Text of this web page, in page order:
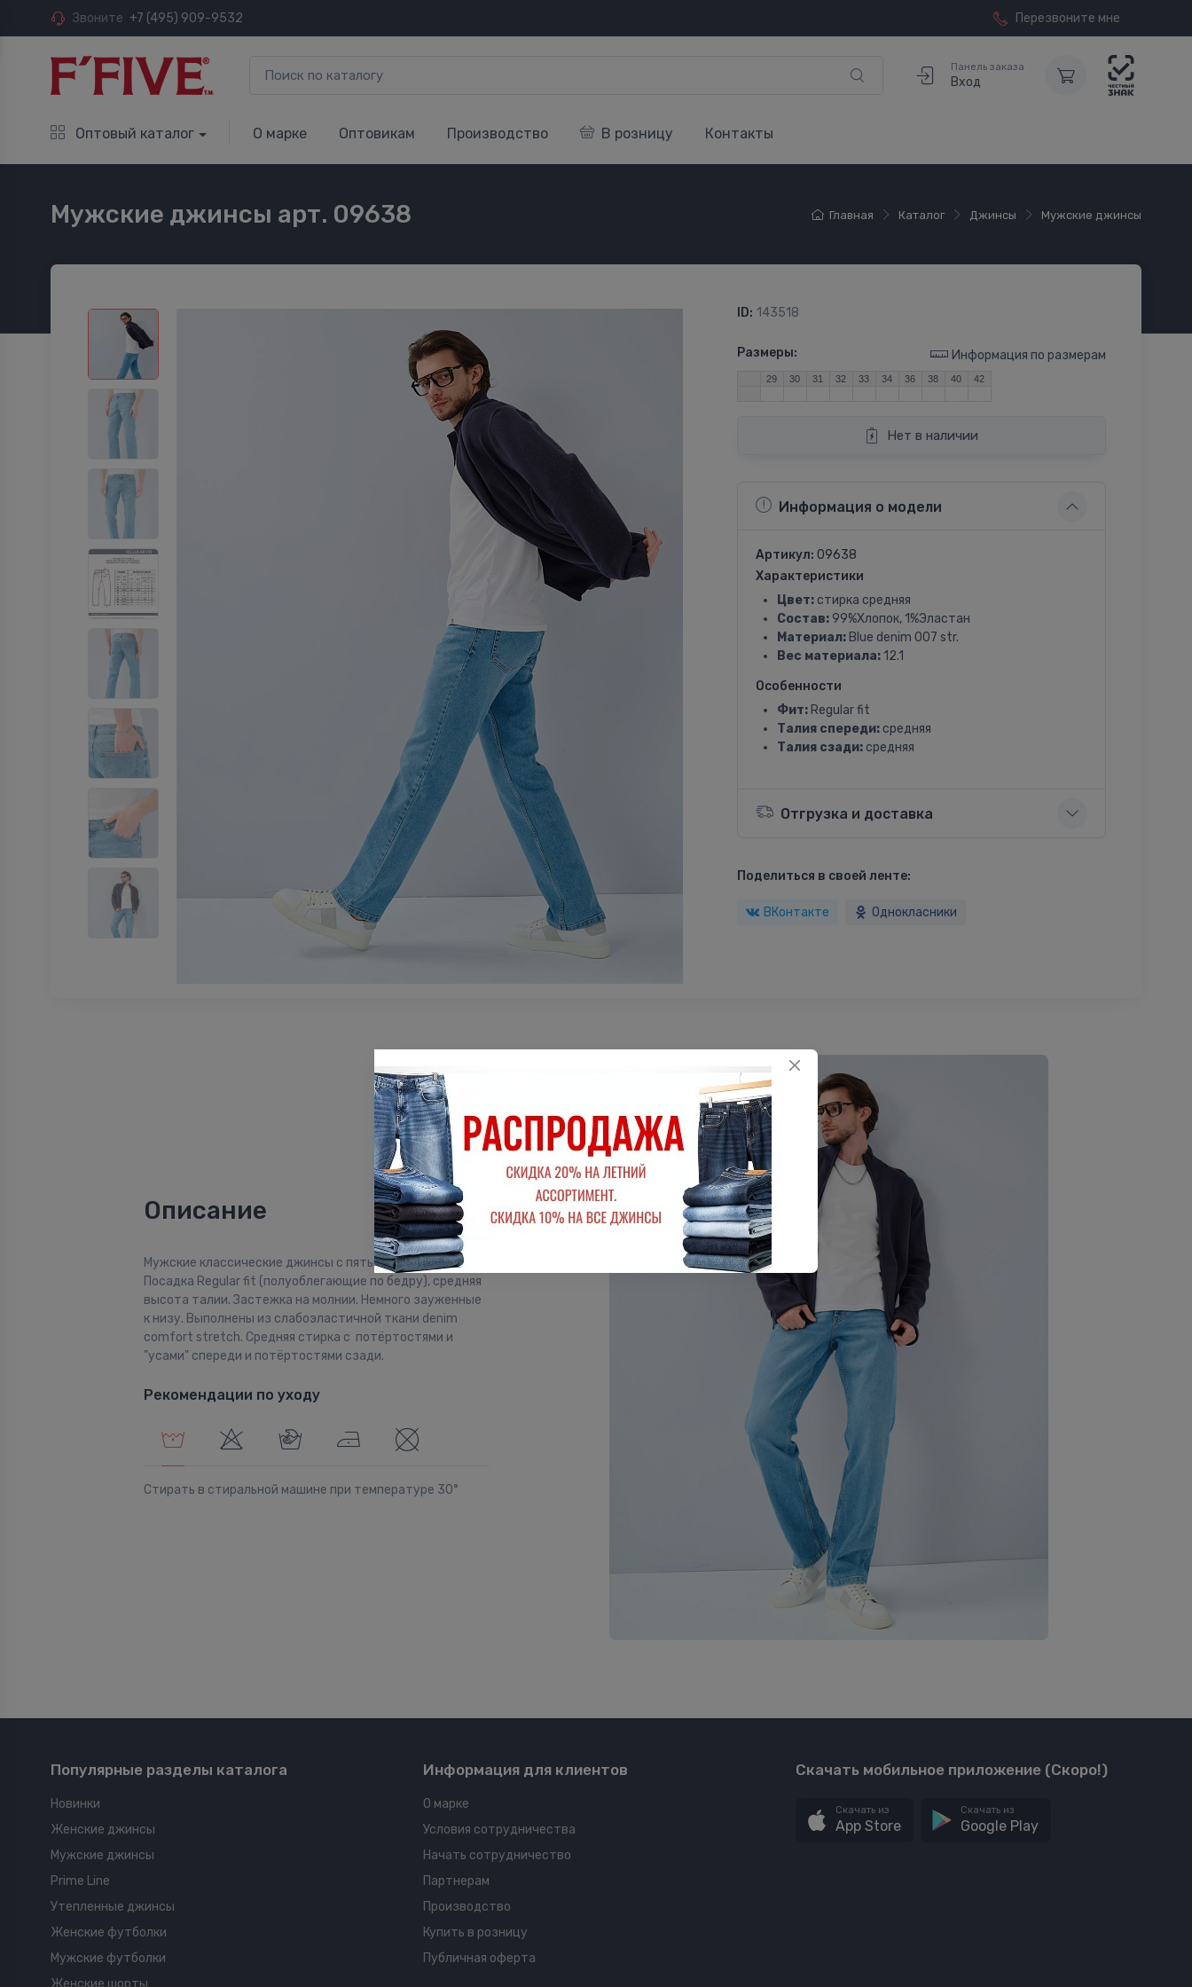
Звоните +7 (495) 909-9532 Перезвоните мне
Панель заказа
Вход
Оптовый каталог О марке Оптовикам Производство В розницу Контакты
Главная Каталог Джинсы Мужские джинсы
Мужские джинсы арт. 09638
ID: 143518
Размеры: Информация по размерам
29 30 31 32 33 34 36 38 40 42
Нет в наличии
Информация о модели
Артикул: 09638
Характеристики
Цвет:стирка средняя
Состав:99%Хлопок, 1%Эластан
Материал:Blue denim 007 str.
Вес материала:12.1
Особенности
Фит:Regular fit
Талия спереди:средняя
Талия сзади:средняя
Отгрузка и доставка
Поделиться в своей ленте:
ВКонтакте Однокласники
Описание
Мужские классические джинсы с пятью карманами.
Посадка Regular fit (полуоблегающие по бедру), средняя
высота талии. Застежка на молнии. Немного зауженные
к низу. Выполнены из слабоэластичной ткани denim
comfort stretch. Средняя стирка с потёртостями и
"усами" спереди и потёртостями сзади.
Рекомендации по уходу
Стирать в стиральной машине при температуре 30°
Популярные разделы каталога
Новинки
Женские джинсы
Мужские джинсы
Prime Line
Утепленные джинсы
Женские футболки
Мужские футболки
Информация для клиентов
О марке
Условия сотрудничества
Начать сотрудничество
Партнерам
Производство
Купить в розницу
Публичная оферта
Скачать мобильное приложение (Скоро!)
Скачать из
App Store
Скачать из
Google Play